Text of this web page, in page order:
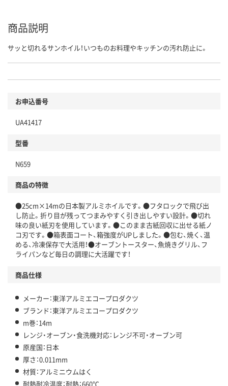
商品説明
サッと切れるサンホイル！いつものお料理やキッチンの汚れ防止に。
お申込番号
UA41417
型番
N659
商品の特徴
●25cm×14mの日本製アルミホイルです。●フタロックで飛び出
し防止。折り目が残ってつまみやすく引き出しやすい設計。●切れ
味の良い紙刃を使用しています。●このまま古紙回収に出せる紙ノ
コ刃です。●箱表面コート、箱強度がUPしました。●包む、焼く、温
める、冷凍保存で大活用！●オーブントースター、魚焼きグリル、フ
ライパンなど毎日の調理に大活躍です！
商品仕様
メーカー：東洋アルミエコープロダクツ
ブランド：東洋アルミエコープロダクツ
m巻：14m
レンジ・オーブン・食洗機対応：レンジ不可・オーブン可
原産国：日本
厚さ：0.011mm
材質：アルミニウムはく
耐熱耐冷温度：耐熱：660℃